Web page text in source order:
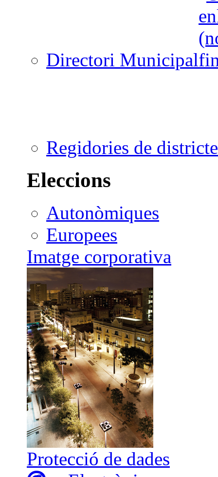
Directori Municipal
Regidories de districte
Eleccions
Autonòmiques
Europees
Imatge corporativa
Protecció de dades